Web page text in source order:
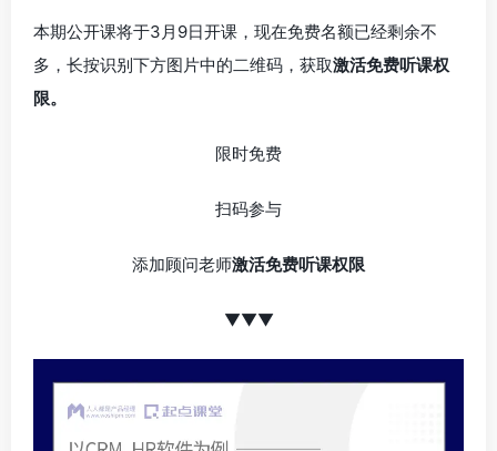
本期公开课将于3月9日开课，现在免费名额已经剩余不
多，长按识别下方图片中的二维码，获取激活免费听课权
限。
限时免费
扫码参与
添加顾问老师激活免费听课权限
▼▼▼